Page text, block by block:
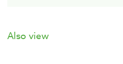
Also view